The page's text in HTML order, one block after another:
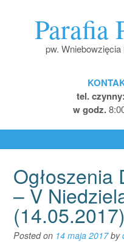
Parafia
pw.
tel. czynny:
w godz.
Ogłoszenia
– V
(14.05.2017)
Posted on 14 maja 2017by